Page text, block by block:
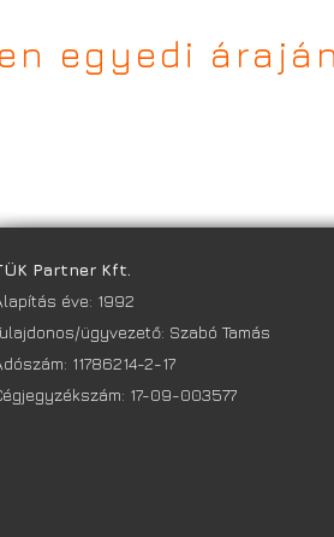
egyedi
Partner Kft.
éve: 1992
ügyvezető: Szabó Tamás
11786214-2-17
17-09-003577